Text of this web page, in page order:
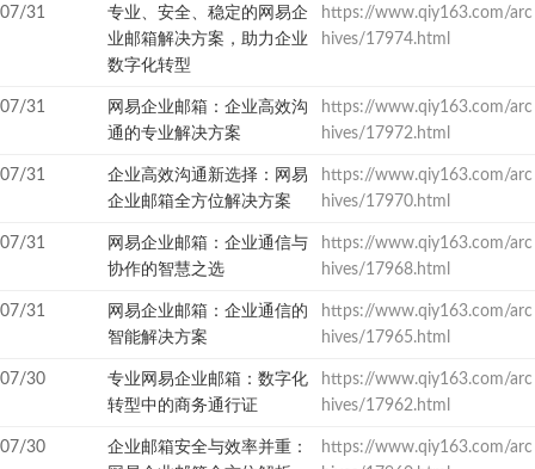
07/31
专业、安全、稳定的网易企
业邮箱解决方案，助力企业
数字化转型
https://www.qiy163.com/arc
hives/17974.html
07/31
网易企业邮箱：企业高效沟
通的专业解决方案
https://www.qiy163.com/arc
hives/17972.html
07/31
企业高效沟通新选择：网易
企业邮箱全方位解决方案
https://www.qiy163.com/arc
hives/17970.html
07/31
网易企业邮箱：企业通信与
协作的智慧之选
https://www.qiy163.com/arc
hives/17968.html
07/31
网易企业邮箱：企业通信的
智能解决方案
https://www.qiy163.com/arc
hives/17965.html
07/30
专业网易企业邮箱：数字化
转型中的商务通行证
https://www.qiy163.com/arc
hives/17962.html
07/30
企业邮箱安全与效率并重：
https://www.qiy163.com/arc